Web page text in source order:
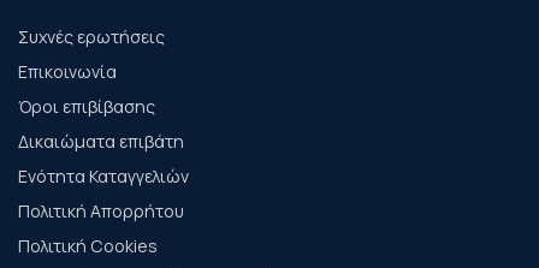
Συχνές ερωτήσεις
Επικοινωνία
Όροι επιβίβασης
Δικαιώματα επιβάτη
Ενότητα Καταγγελιών
Πολιτική Απορρήτου
Πολιτική Cookies